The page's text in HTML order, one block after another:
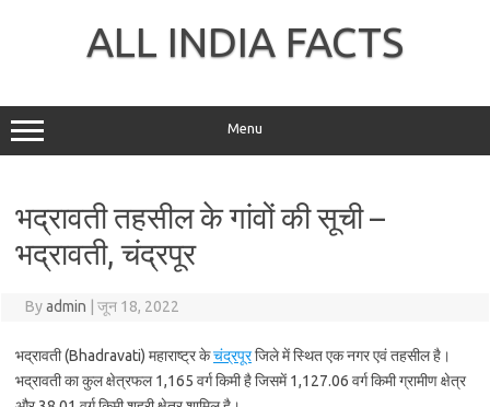
ALL INDIA FACTS
Menu
भद्रावती तहसील के गांवों की सूची –
भद्रावती, चंद्रपूर
Byadmin जून 18, 2022
भद्रावती (Bhadravati) महाराष्ट्र केचंद्रपूरजिले में स्थित एक नगर एवं तहसील है।
भद्रावती का कुल क्षेत्रफल 1,165 वर्ग किमी है जिसमें 1,127.06 वर्ग किमी ग्रामीण क्षेत्र